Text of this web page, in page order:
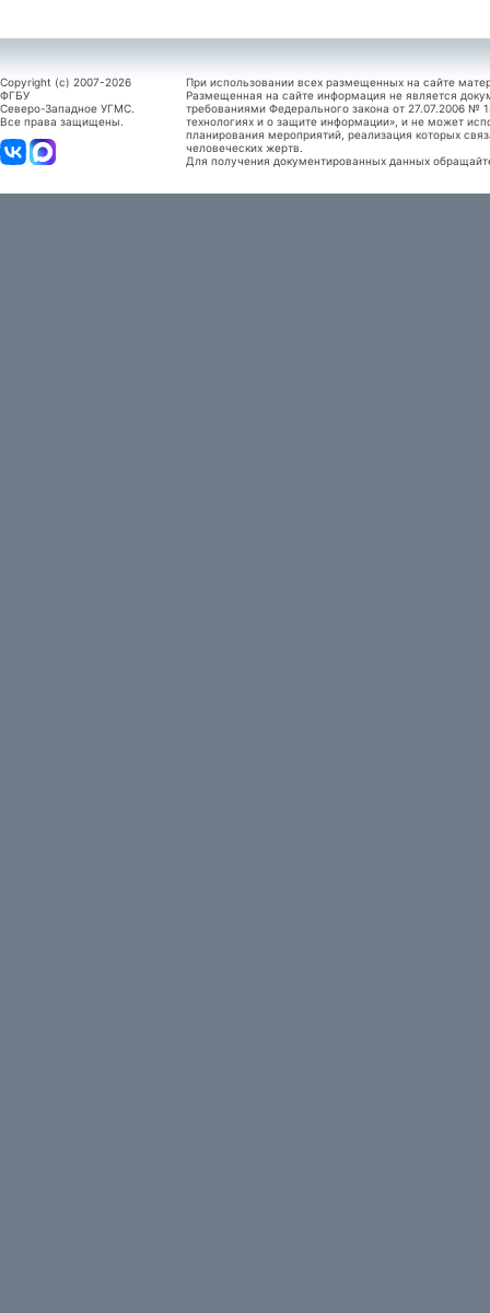
Copyright (c) 2007-2026
ФГБУ
Северо-Западное УГМС.
Все права защищены.
При использовании всех размещенных на сайте
Размещенная на сайте информация не является
требованиями Федерального закона от 27.07.2006
технологиях и о защите информации», и не может
планирования мероприятий, реализация которых
человеческих жертв.
Для получения документированных данных